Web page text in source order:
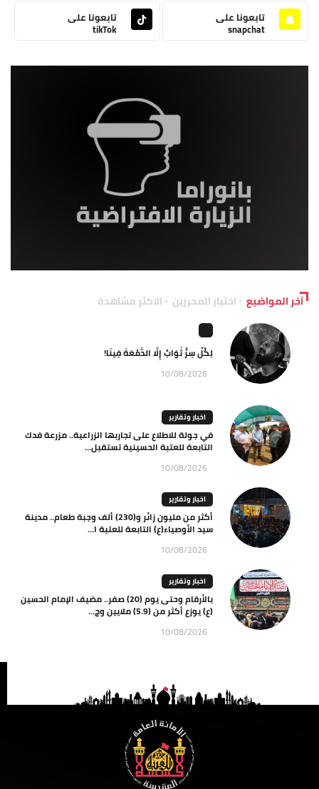
تابعونا على
snapchat
تابعونا على
tikTok
آخر المواضيع اختيار المحررين الاكثر مشاهدة
لِكُلِّ سِرٍّ ثَوَابٌ إِلَّا الدَّمْعَةَ فِينَا!
10/08/2026
اخبار وتقارير
في جولة للاطلاع على تجاربها الزراعية.. مزرعة فدك
التابعة للعتبة الحسينية تستقبل...
10/08/2026
اخبار وتقارير
أكثر من مليون زائر و(230) ألف وجبة طعام.. مدينة
سيد الأوصياء(ع) التابعة للعتبة ا...
10/08/2026
اخبار وتقارير
بالأرقام وحتى يوم (20) صفر.. مضيف الإمام الحسين
(ع) يوزع أكثر من (5.9) ملايين وج...
10/08/2026